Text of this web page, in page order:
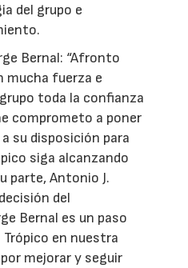
del grupo e
Bernal: “Afronto
mucha fuerza e
toda la confianza
comprometo a poner
su disposición para
siga alcanzando
parte, Antonio J.
del
Bernal es un paso
Trópico en nuestra
mejorar y seguir